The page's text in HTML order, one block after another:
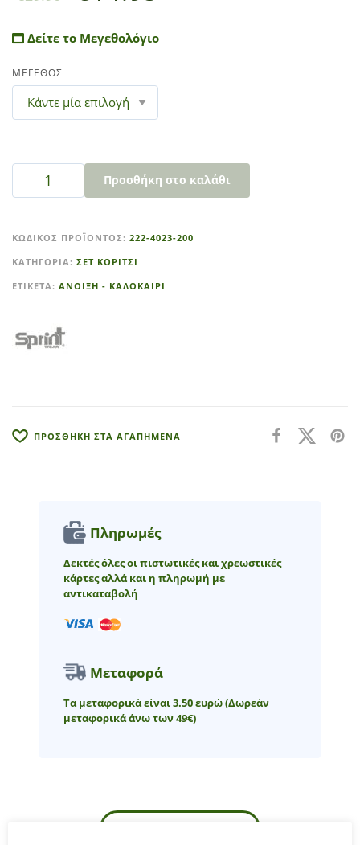
Δείτε το Μεγεθολόγιο
ΜΕΓΕΘΟΣ
Προσθήκη στο καλάθι
t
e
r
t
ΚΩΔΙΚΌΣ ΠΡΟΪΌΝΤΟΣ: 222-4023-200
ΚΑΤΗΓΟΡΊΑ: ΣΕΤ ΚΟΡΙΤΣΙ
ΕΤΙΚΈΤΑ: ΑΝΟΙΞΗ - ΚΑΛΟΚΑΙΡΙ
ΠΡΟΣΘΗΚΗ ΣΤΑ ΑΓΑΠΗΜΕΝΑ
Πληρωμές
Δεκτές όλες οι πιστωτικές και χρεωστικές
κάρτες αλλά και η πληρωμή με
αντικαταβολή
Μεταφορά
Τα μεταφορικά είναι 3.50 ευρώ(Δωρεάν
μεταφορικά άνω των 49€)